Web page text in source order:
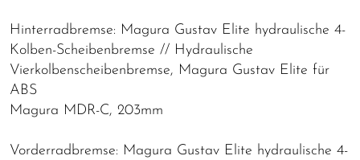
Hinterradbremse: Magura Gustav Elite hydraulische 4-
Kolben-Scheibenbremse // Hydraulische
Vierkolbenscheibenbremse, Magura Gustav Elite für
ABS
Magura MDR-C, 203mm
Vorderradbremse: Magura Gustav Elite hydraulische 4-